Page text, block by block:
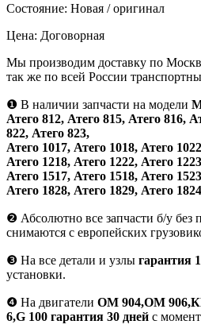
Состояние: Новая / оригинал
Цена: Договорная
Мы производим доставку по
так же по всей России
❶ В наличии запчасти на модели
Атего 812, Атего 815, Атего 816,
822, Атего 823,
Атего 1017, Атего 1018, Атего
Атего 1218, Атего 1222, Атего
Атего 1517, Атего 1518, Атего
Атего 1828, Атего 1829, Атего 1824
❷ Абсолютно все запчасти б/у без
снимаются с европейских
❸ На все детали и узлы гарантия
установки.
❹ На двигатели ОМ 904,ОМ
6,G 100 гарантия 30 дней с